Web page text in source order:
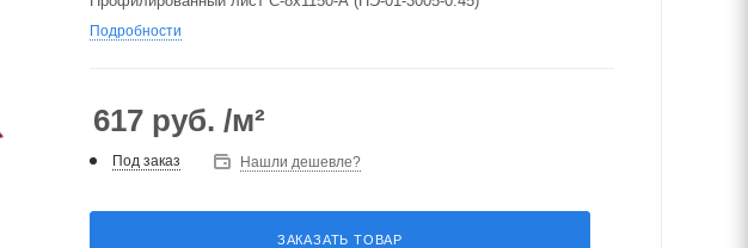
Подробности
617 руб. /м²
Под заказ Нашли дешевле?
ЗАКАЗАТЬ ТОВАР